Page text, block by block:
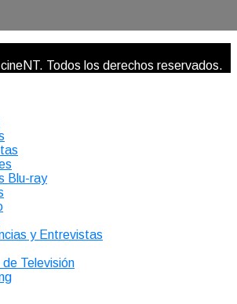
Todos los derechos reservados.
Blu-ray
y Entrevistas
de Televisión